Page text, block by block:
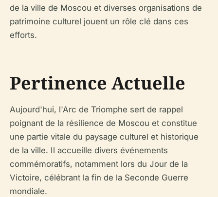
de la ville de Moscou et diverses organisations de
patrimoine culturel jouent un rôle clé dans ces
efforts.
Pertinence Actuelle
Aujourd'hui, l'Arc de Triomphe sert de rappel
poignant de la résilience de Moscou et constitue
une partie vitale du paysage culturel et historique
de la ville. Il accueille divers événements
commémoratifs, notamment lors du Jour de la
Victoire, célébrant la fin de la Seconde Guerre
mondiale.